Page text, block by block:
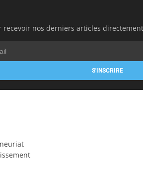
recevoir nos derniers articles
S'INSCRIRE